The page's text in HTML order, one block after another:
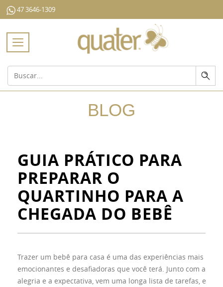
47 3646-1309
Toggle
navigation
BLOG
GUIA PRÁTICO PARA
PREPARAR O
QUARTINHO PARA A
CHEGADA DO BEBÊ
Trazer um bebê para casa é uma das experiências mais
emocionantes e desafiadoras que você terá. Junto com a
alegria e a expectativa, vem uma longa lista de tarefas, e